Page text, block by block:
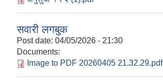
सवारी लगबुक
Post date: 04/05/2026 - 21:30
Documents:
Image to PDF 20260405 21.32.29.pdf